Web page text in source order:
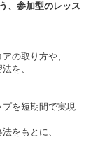
、参加型のレッス
の取り方や、
を、
を短期間で実現
をもとに、